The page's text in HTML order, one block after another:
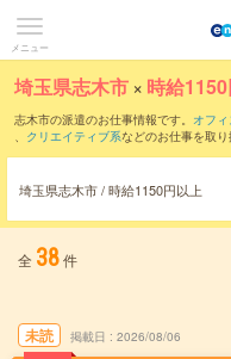
メニュー
埼玉県志木市 × 時給
志木市の派遣のお仕事情報です。 オフ
、 クリエイティブ系などのお仕事を取り
埼玉県志木市 / 時給1150円以上
全 38件
未読 掲載日 2026/08/06